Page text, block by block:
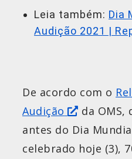
Leia também: Dia
Audição 2021 |
De acordo com o
Audição
da OMS,
antes do Dia
celebrado hoje (3),